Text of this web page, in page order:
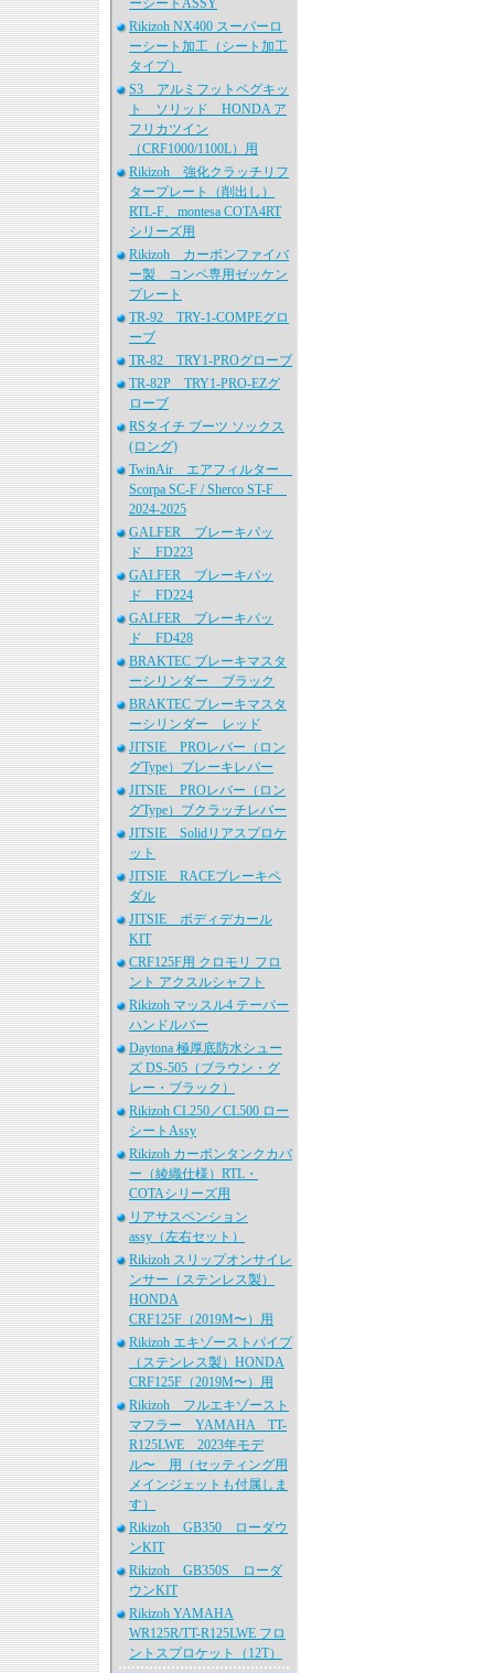
ーシートASSY
Rikizoh NX400 スーパーロ
ーシート加工（シート加工
タイプ）
S3 アルミフットペグキッ
ト ソリッド HONDA ア
フリカツイン
（CRF1000/1100L）用
Rikizoh 強化クラッチリフ
タープレート（削出し）
RTL-F、montesa COTA4RT
シリーズ用
Rikizoh カーボンファイバ
ー製 コンペ専用ゼッケン
プレート
TR-92 TRY-1-COMPEグロ
ーブ
TR-82 TRY1-PROグローブ
TR-82P TRY1-PRO-EZグ
ローブ
RSタイチ ブーツ ソックス
(ロング)
TwinAir エアフィルター
Scorpa SC-F / Sherco ST-F
2024-2025
GALFER ブレーキパッ
ド FD223
GALFER ブレーキパッ
ド FD224
GALFER ブレーキパッ
ド FD428
BRAKTEC ブレーキマスタ
ーシリンダー ブラック
BRAKTEC ブレーキマスタ
ーシリンダー レッド
JITSIE PROレバー（ロン
グType）ブレーキレバー
JITSIE PROレバー（ロン
グType）ブクラッチレバー
JITSIE Solidリアスプロケ
ット
JITSIE RACEブレーキペ
ダル
JITSIE ボディデカール
KIT
CRF125F用 クロモリ フロ
ント アクスルシャフト
Rikizoh マッスル4 テーパー
ハンドルバー
Daytona 極厚底防水シュー
ズ DS-505（ブラウン・グ
レー・ブラック）
Rikizoh CL250／CL500 ロー
シートAssy
Rikizoh カーボンタンクカバ
ー（綾織仕様）RTL・
COTAシリーズ用
リアサスペンション
assy（左右セット）
Rikizoh スリップオンサイレ
ンサー（ステンレス製）
HONDA
CRF125F（2019M〜）用
Rikizoh エキゾーストパイプ
（ステンレス製）HONDA
CRF125F（2019M〜）用
Rikizoh フルエキゾースト
マフラー YAMAHA TT-
R125LWE 2023年モデ
ル〜 用（セッティング用
メインジェットも付属しま
す）
Rikizoh GB350 ローダウ
ンKIT
Rikizoh GB350S ローダ
ウンKIT
Rikizoh YAMAHA
WR125R/TT-R125LWE フロ
ントスプロケット（12T）